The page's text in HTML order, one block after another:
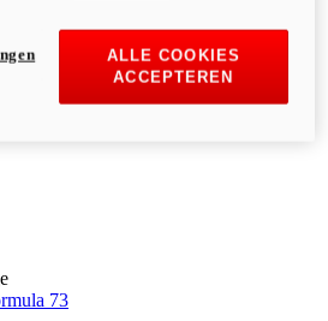
73
ALLE COOKIES
ACCEPTEREN